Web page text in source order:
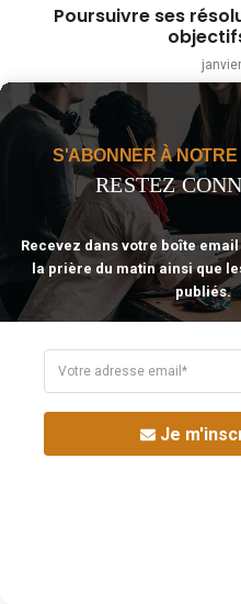
Poursuivre ses
La nécessité
S'ABONNER À
RESTEZ
Recevez dans votre boîte
la prière du matin ainsi que
publiés.
Je